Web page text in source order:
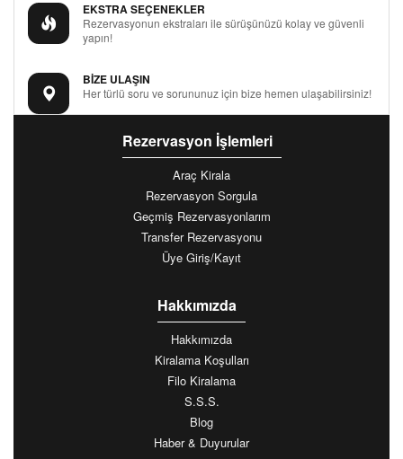
EKSTRA SEÇENEKLER
Rezervasyonun ekstraları ile sürüşünüzü kolay ve güvenli
yapın!
BİZE ULAŞIN
Her türlü soru ve sorununuz için bize hemen ulaşabilirsiniz!
Rezervasyon İşlemleri
Araç Kirala
Rezervasyon Sorgula
Geçmiş Rezervasyonlarım
Transfer Rezervasyonu
Üye Giriş/Kayıt
Hakkımızda
Hakkımızda
Kiralama Koşulları
Filo Kiralama
S.S.S.
Blog
Haber & Duyurular